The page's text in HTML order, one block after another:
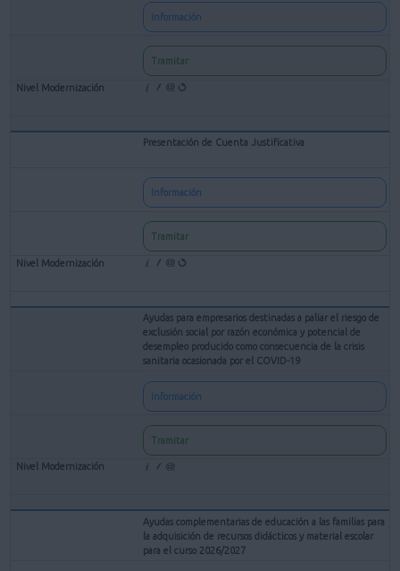
Información
Tramitar
Presentación de Cuenta Justificativa
Información
Tramitar
Ayudas para empresarios destinadas a paliar el riesgo de
exclusión social por razón económica y potencial de
desempleo producido como consecuencia de la crisis
sanitaria ocasionada por el COVID-19
Información
Tramitar
Ayudas complementarias de educación a las familias para
la adquisición de recursos didácticos y material escolar
para el curso 2026/2027